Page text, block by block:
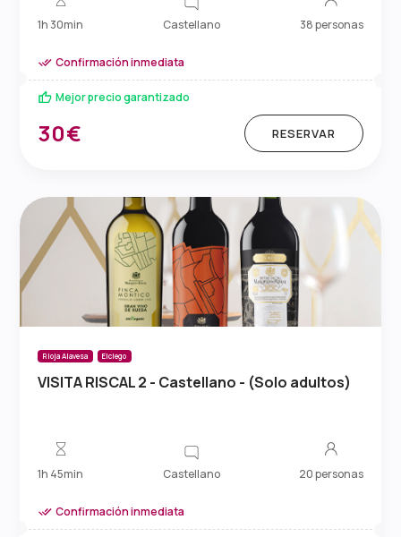
1h 30min Castellano 38 personas
Confirmación inmediata
Mejor precio garantizado
30€ RESERVAR
Rioja Alavesa Elciego
VISITA RISCAL 2 - Castellano - (Solo adultos)
1h 45min Castellano 20 personas
Confirmación inmediata